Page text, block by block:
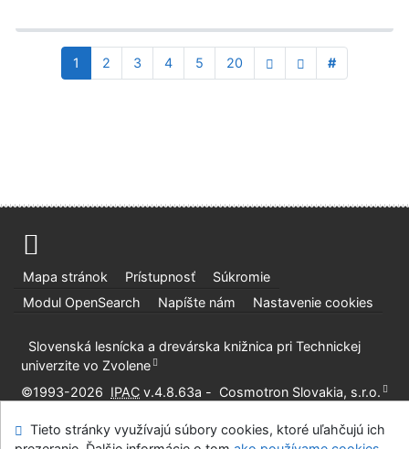
1 2 3 4 5 20 #
Mapa stránok Prístupnosť
Súkromie
Modul OpenSearch
Napíšte nám Nastavenie cookies
Slovenská lesnícka a drevárska knižnica pri Technickej
univerzite vo Zvolene
©1993-2026 IPAC v.4.8.63a - Cosmotron Slovakia, s.r.o.
Tieto stránky využívajú súbory cookies, ktoré uľahčujú ich